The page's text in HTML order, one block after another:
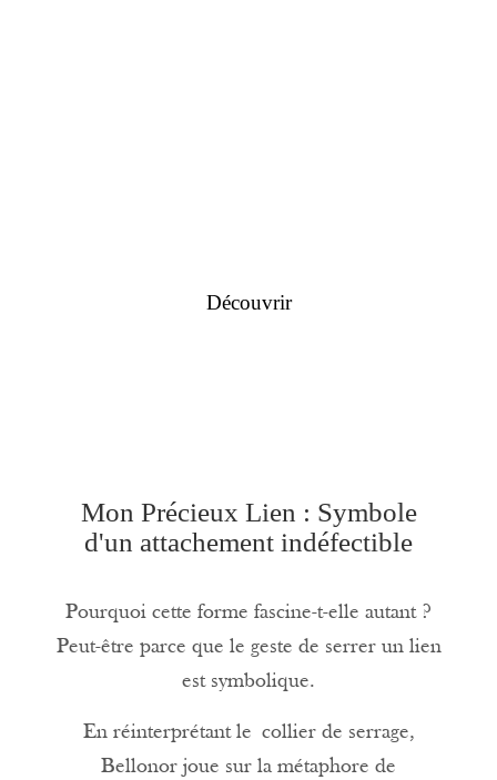
Découvrir
Mon Précieux Lien : Symbole
d'un attachement indéfectible
Pourquoi cette forme fascine-t-elle autant ?
Peut-être parce que le geste de serrer un lien
est symbolique.
En réinterprétant le collier de serrage,
Bellonor joue sur la métaphore de